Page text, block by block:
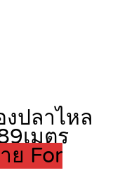
ปลาไหล
เมตร
ย For